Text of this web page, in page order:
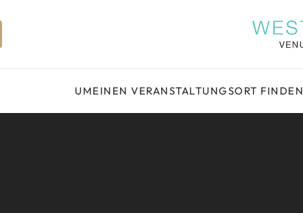
UMEINEN VERANSTALTUNGSORT FINDEN